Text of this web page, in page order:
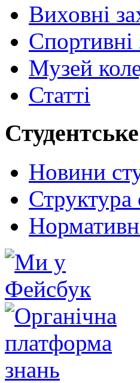
Виховні
Спортивні
Музей
Статті
Новини
Структура